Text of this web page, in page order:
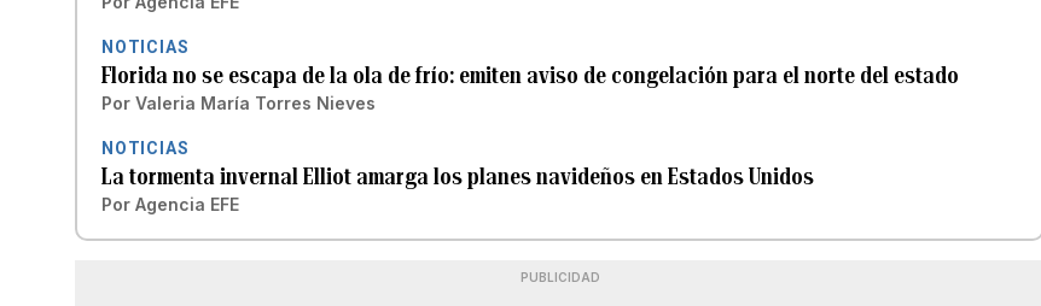
NOTICIAS
Florida no se escapa de la ola de frío: emiten aviso de congelación para el norte del estado
Por Valeria María Torres Nieves
NOTICIAS
La tormenta invernal Elliot amarga los planes navideños en Estados Unidos
Por Agencia EFE
PUBLICIDAD